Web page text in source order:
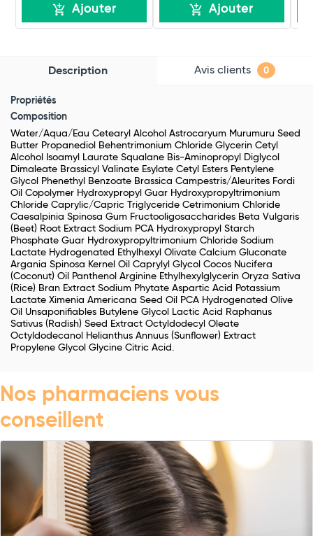
Ajouter Ajouter
Description Avis clients 0
Propriétés
Composition
Water/Aqua/Eau Cetearyl Alcohol Astrocaryum Murumuru Seed
Butter Propanediol Behentrimonium Chloride Glycerin Cetyl
Alcohol Isoamyl Laurate Squalane Bis-Aminopropyl Diglycol
Dimaleate Brassicyl Valinate Esylate Cetyl Esters Pentylene
Glycol Phenethyl Benzoate Brassica Campestris/Aleurites Fordi
Oil Copolymer Hydroxypropyl Guar Hydroxypropyltrimonium
Chloride Caprylic/Capric Triglyceride Cetrimonium Chloride
Caesalpinia Spinosa Gum Fructooligosaccharides Beta Vulgaris
(Beet) Root Extract Sodium PCA Hydroxypropyl Starch
Phosphate Guar Hydroxypropyltrimonium Chloride Sodium
Lactate Hydrogenated Ethylhexyl Olivate Calcium Gluconate
Argania Spinosa Kernel Oil Caprylyl Glycol Cocos Nucifera
(Coconut) Oil Panthenol Arginine Ethylhexylglycerin Oryza Sativa
(Rice) Bran Extract Sodium Phytate Aspartic Acid Potassium
Lactate Ximenia Americana Seed Oil PCA Hydrogenated Olive
Oil Unsaponifiables Butylene Glycol Lactic Acid Raphanus
Sativus (Radish) Seed Extract Octyldodecyl Oleate
Octyldodecanol Helianthus Annuus (Sunflower) Extract
Propylene Glycol Glycine Citric Acid.
Nos pharmaciens vous
conseillent